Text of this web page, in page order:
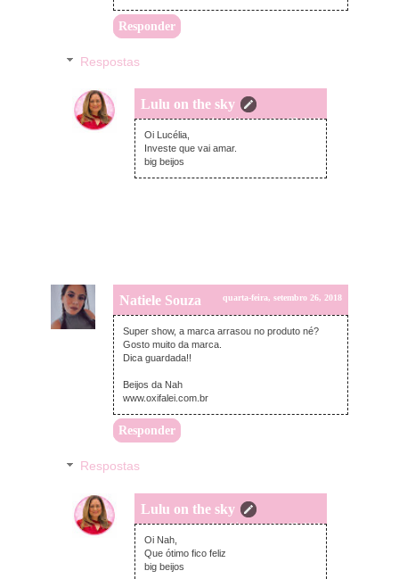
Responder
Respostas
Lulu on the sky
quinta-feira, setembro 27, 2018
Oi Lucélia,
Investe que vai amar.
big beijos
Natiele Souza quarta-feira, setembro 26, 2018
Super show, a marca arrasou no produto né?
Gosto muito da marca.
Dica guardada!!
Beijos da Nah
www.oxifalei.com.br
Responder
Respostas
Lulu on the sky
quinta-feira, setembro 27, 2018
Oi Nah,
Que ótimo fico feliz
big beijos